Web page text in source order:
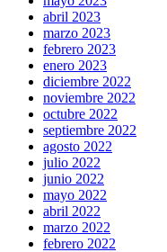
abril 2023
marzo 2023
febrero 2023
enero 2023
diciembre 2022
noviembre 2022
octubre 2022
septiembre 2022
agosto 2022
julio 2022
junio 2022
mayo 2022
abril 2022
marzo 2022
febrero 2022